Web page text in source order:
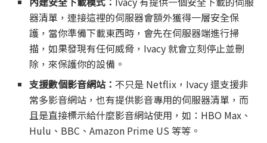
器清單，連接這裡的伺服器會額外獲得一層安全保
護，當你準備下載東西時，會先在伺服器端進行掃
描，如果發現有任何威脅，Ivacy 就會立刻停止並刪
除，來保護你的設備。
支援數個影音網站： 不只是 Netflix，Ivacy 還支援非
常多影音網站，也有提供影音專用的伺服器清單，而
且是直接標示給什麼影音網站使用，如：HBO Max、
Hulu、BBC、Amazon Prime US 等等。